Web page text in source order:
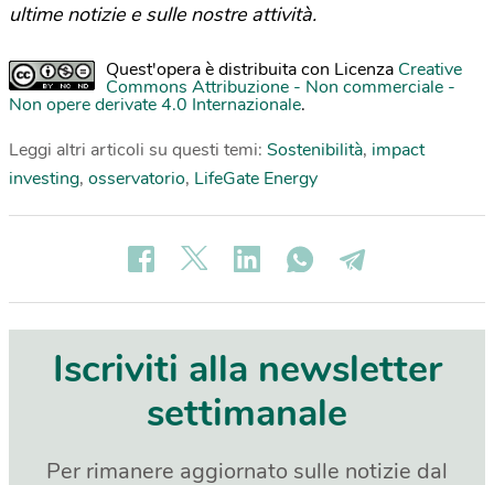
ultime notizie e sulle nostre attività.
Quest'opera è distribuita con Licenza Creative
Commons Attribuzione - Non commerciale -
Non opere derivate 4.0 Internazionale.
Leggi altri articoli su questi temi: Sostenibilità, impact
investing, osservatorio, LifeGate Energy
Iscriviti alla newsletter
settimanale
Per rimanere aggiornato sulle notizie dal